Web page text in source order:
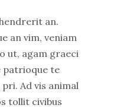
an.
an vim, veniam
ut, agam graeci
patrioque te
Ad vis animal
tollit civibus